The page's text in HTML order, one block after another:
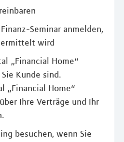
Seminar anmelden,
wird
„Financial Home“
Kunde sind.
„Financial Home“
Ihre Verträge und Ihr
besuchen, wenn Sie